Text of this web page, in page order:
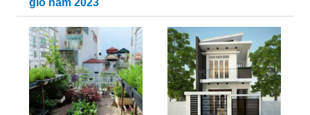
gió năm 2023